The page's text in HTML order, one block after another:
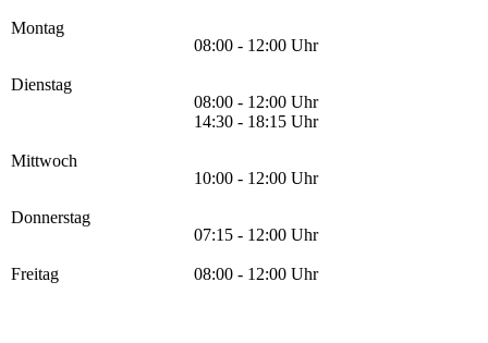
Montag
08:00 - 12:00 Uhr
Dienstag
08:00 - 12:00 Uhr
14:30 - 18:15 Uhr
Mittwoch
10:00 - 12:00 Uhr
Donnerstag
07:15 - 12:00 Uhr
Freitag 08:00 - 12:00 Uhr